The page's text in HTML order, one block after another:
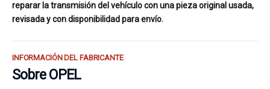
reparar la transmisión del vehículo con una pieza original usada,
revisada y con disponibilidad para envío.
INFORMACIÓN DEL FABRICANTE
Sobre OPEL